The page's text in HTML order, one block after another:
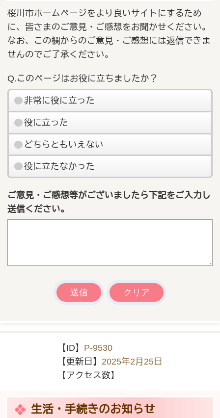
桜川市ホームページをより良いサイトにするため
に、皆さまのご意見・ご感想をお聞かせください。
なお、この欄からのご意見・ご感想には返信できま
せんのでご了承ください。
Q.このページはお役に立ちましたか？
非常に役に立った
役に立った
どちらともいえない
役に立たなかった
ご意見・ご感想等がございましたら下記をご入力し
送信ください。
【ID】 P-9530
【更新日】 2025年2月25日
【アクセス数】
生活・手続きのお知らせ